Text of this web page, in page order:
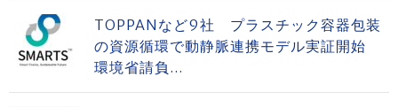
TOPPANなど9社 プラスチック容器包装
の資源循環で動静脈連携モデル実証開始
環境省請負...